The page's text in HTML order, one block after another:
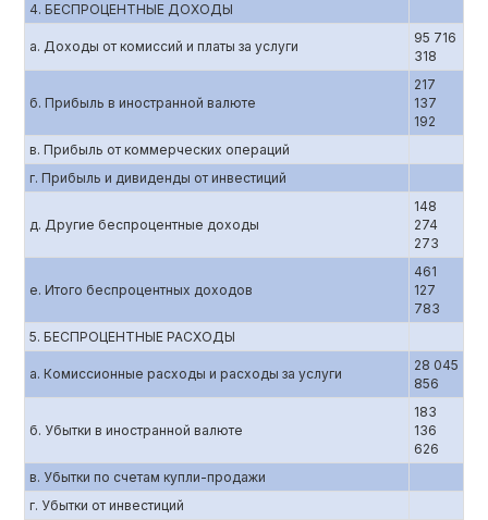
4. БЕСПРОЦЕНТНЫЕ ДОХОДЫ
а. Доходы от комиссий и платы за услуги
95 716
318
б. Прибыль в иностранной валюте
217
137
192
в. Прибыль от коммерческих операций
г. Прибыль и дивиденды от инвестиций
д. Другие беспроцентные доходы
148
274
273
е. Итого беспроцентных доходов
461
127
783
5. БЕСПРОЦЕНТНЫЕ РАСХОДЫ
а. Комиссионные расходы и расходы за услуги
28 045
856
б. Убытки в иностранной валюте
183
136
626
в. Убытки по счетам купли-продажи
г. Убытки от инвестиций